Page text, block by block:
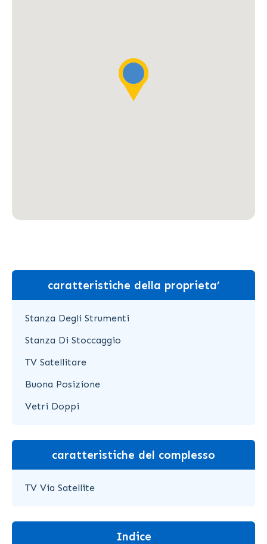
caratteristiche della proprieta’
Stanza Degli Strumenti
Stanza Di Stoccaggio
TV Satellitare
Buona Posizione
Vetri Doppi
caratteristiche del complesso
TV Via Satellite
Indice